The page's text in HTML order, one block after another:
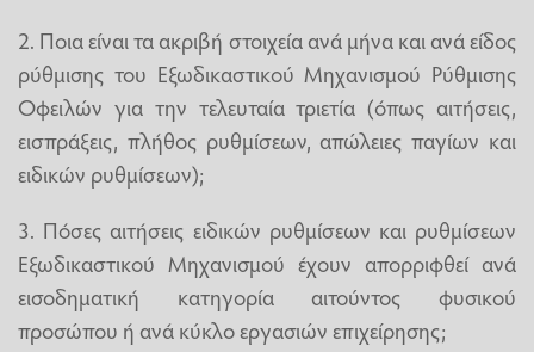
2. Ποια είναι τα ακριβή στοιχεία ανά μήνα και ανά είδος
ρύθμισης του Εξωδικαστικού Μηχανισμού Ρύθμισης
Οφειλών για την τελευταία τριετία (όπως αιτήσεις,
εισπράξεις, πλήθος ρυθμίσεων, απώλειες παγίων και
ειδικών ρυθμίσεων);
3. Πόσες αιτήσεις ειδικών ρυθμίσεων και ρυθμίσεων
Εξωδικαστικού Μηχανισμού έχουν απορριφθεί ανά
εισοδηματική κατηγορία αιτούντος φυσικού
προσώπου ή ανά κύκλο εργασιών επιχείρησης;